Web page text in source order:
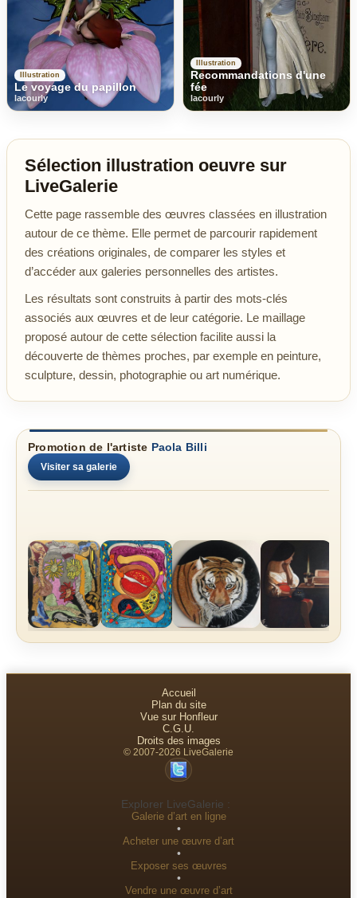
Illustration
Le voyage du papillon
lacourly
Illustration
Recommandations d'une
fée
lacourly
Sélection illustration oeuvre sur
LiveGalerie
Cette page rassemble des œuvres classées en illustration
autour de ce thème. Elle permet de parcourir rapidement
des créations originales, de comparer les styles et
d’accéder aux galeries personnelles des artistes.
Les résultats sont construits à partir des mots-clés
associés aux œuvres et de leur catégorie. Le maillage
proposé autour de cette sélection facilite aussi la
découverte de thèmes proches, par exemple en peinture,
sculpture, dessin, photographie ou art numérique.
Promotion de l'artiste Paola Billi
Visiter sa galerie
Accueil
Plan du site
Vue sur Honfleur
C.G.U.
Droits des images
© 2007-2026 LiveGalerie
Explorer LiveGalerie :
Galerie d’art en ligne
•
Acheter une œuvre d’art
•
Exposer ses œuvres
•
Vendre une œuvre d’art